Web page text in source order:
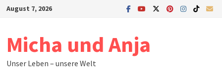
August 7, 2026
Micha und Anja
Unser Leben – unsere Welt